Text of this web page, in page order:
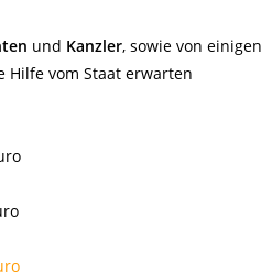
und Kanzler, sowie von einigen
vom Staat erwarten